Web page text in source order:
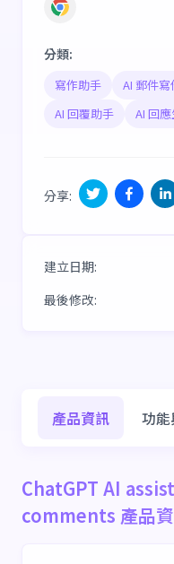
分類:
寫作助手 AI 郵件
AI 回覆助手
AI 回
分享:
建立日期:
最後修改:
產品資訊 功
ChatGPT AI
comments 產品